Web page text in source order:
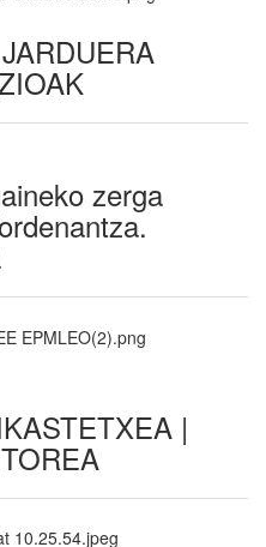
zerga
|